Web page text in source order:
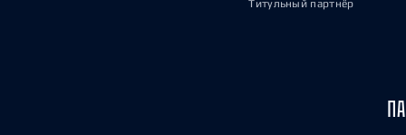
Титульный партнёр